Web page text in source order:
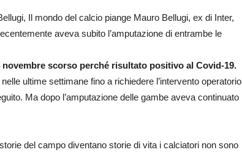
Il mondo del calcio piange Mauro Bellugi, ex di Inter,
aveva subito l’amputazione di entrambe le
scorso perché risultato positivo al Covid-19.
ultime settimane fino a richiedere l’intervento operatorio
Ma dopo l’amputazione delle gambe aveva continuato
del campo diventano storie di vita i calciatori non sono